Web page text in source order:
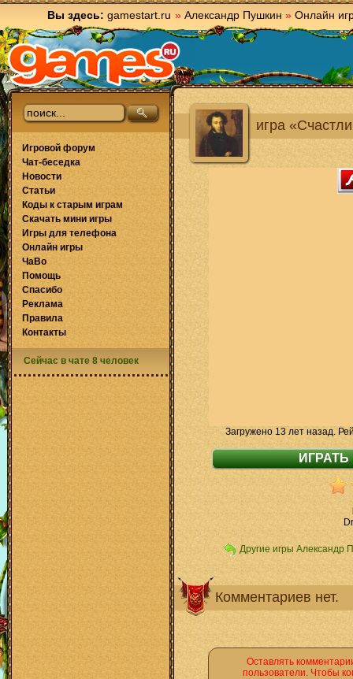
Вы здесь: gamestart.ru » Александр Пушкин » Онлайн
игра
Загружено 13 лет назад.
Другие игры Александр
Комментариев нет.
Оставлять
пользователи. Чтобы
Игровой форум
Чат-беседка
Новости
Статьи
Коды к старым играм
Скачать мини игры
Игры для телефона
Онлайн игры
ЧаВо
Помощь
Спасибо
Реклама
Правила
Контакты
Сейчас в чате 8 человек